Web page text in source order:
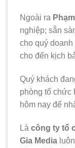
Ngoài ra
nghiệp; sẵn
cho quý
cho đến kịch
Quý khách
phòng tổ chức
hôm nay để
Là công ty tổ
Gia Media